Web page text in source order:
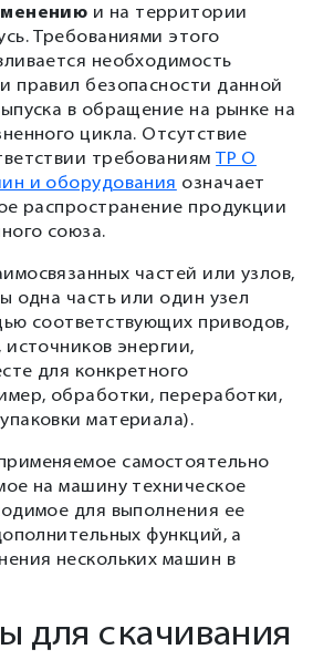
и на территории
Требованиями этого
необходимость
правил безопасности данной
в обращение на рынке на
цикла. Отсутствие
требованиям
ТР О
и оборудования означает
распространение продукции
союза.
частей или узлов,
одна часть или один узел
соответствующих приводов,
энергии,
для конкретного
обработки, переработки,
материала).
самостоятельно
на машину техническое
для выполнения ее
функций, а
нескольких машин в
для скачивания